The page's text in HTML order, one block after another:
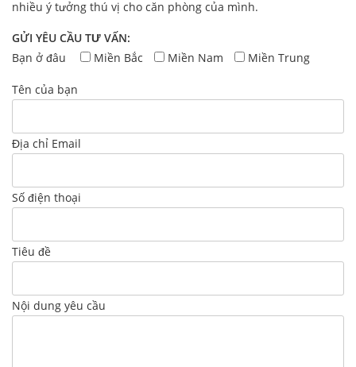
nhiều ý tưởng thú vị cho căn phòng của mình.
GỬI YÊU CẦU TƯ VẤN:
Bạn ở đâu
Miền Bắc Miền Nam Miền Trung
Tên của bạn
Địa chỉ Email
Số điện thoại
Tiêu đề
Nội dung yêu cầu